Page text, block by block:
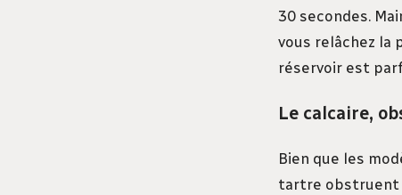
30 secondes.
vous relâchez la
réservoir est
Le calcaire,
Bien que les
tartre obstruent